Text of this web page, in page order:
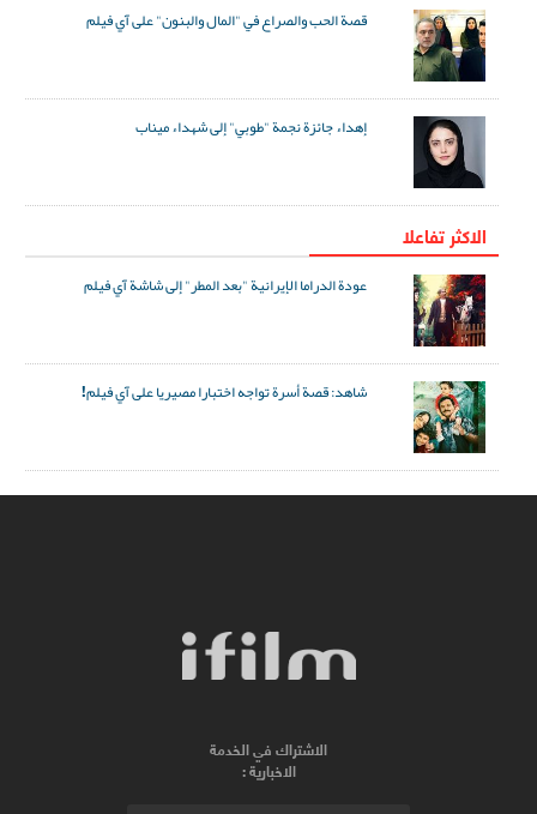
قصة الحب والصراع في "المال والبنون" على آي فيلم
إهداء جائزة نجمة "طوبي" إلى شهداء ميناب
الاکثر تفاعلا
عودة الدراما الإيرانية "بعد المطر" إلى شاشة آي فيلم
شاهد: قصة أسرة تواجه اختبارا مصيريا على آي فيلم!
الاشتراك في الخدمة
الاخبارية :